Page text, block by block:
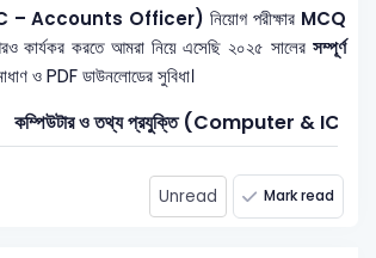
(BPC – Accounts Officer)নিয়োগ পরীক্ষার MCQ
করতে আমরা নিয়ে এসেছি ২০২৫ সালের সম্পূর্ণ
ও PDF ডাউনলোডের সুবিধা।
কম্পিউটার ও তথ্য প্রযুক্তি (Computer & ICT): 1
Unread Mark read